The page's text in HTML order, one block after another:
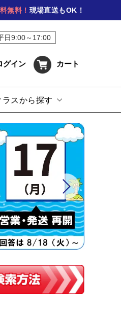
無料！ 現場直送もOK！
日9:00～17:00
グイン カート
ラスから探す